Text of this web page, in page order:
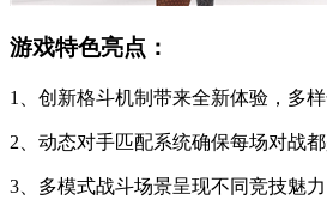
游戏特色亮点：
1、创新格斗机制带来全新体验，多
2、动态对手匹配系统确保每场对战
3、多模式战斗场景呈现不同竞技魅力